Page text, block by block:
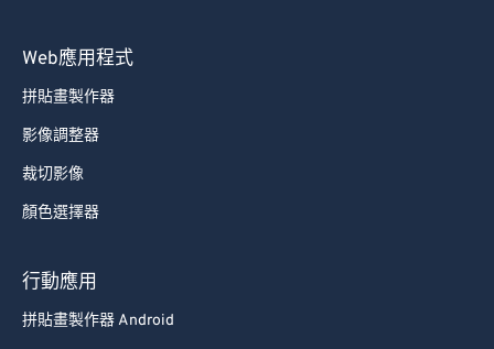
Web應用程式
拼貼畫製作器
影像調整器
裁切影像
顏色選擇器
行動應用
拼貼畫製作器 Android